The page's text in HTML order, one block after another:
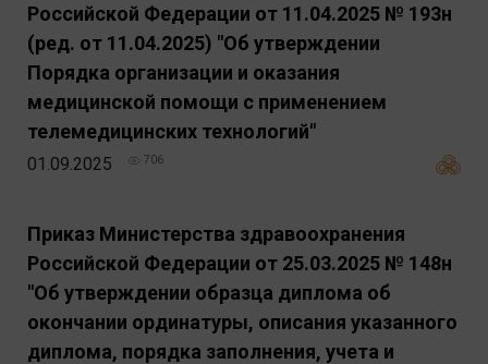
Российской Федерации от 11.04.2025 № 193н
(ред. от 11.04.2025) "Об утверждении
Порядка организации и оказания
медицинской помощи с применением
телемедицинских технологий"
01.09.2025 706
Приказ Министерства здравоохранения
Российской Федерации от 25.03.2025 № 148н
"Об утверждении образца диплома об
окончании ординатуры, описания указанного
диплома, порядка заполнения, учета и